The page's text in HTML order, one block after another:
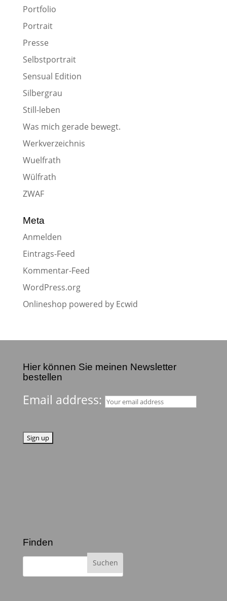
Portfolio
Portrait
Presse
Selbstportrait
Sensual Edition
Silbergrau
Still-leben
Was mich gerade bewegt.
Werkverzeichnis
Wuelfrath
Wülfrath
ZWAF
Meta
Anmelden
Eintrags-Feed
Kommentar-Feed
WordPress.org
Onlineshop powered by Ecwid
Hier können Sie meinen Newsletter
bestellen
Email address:
Finden